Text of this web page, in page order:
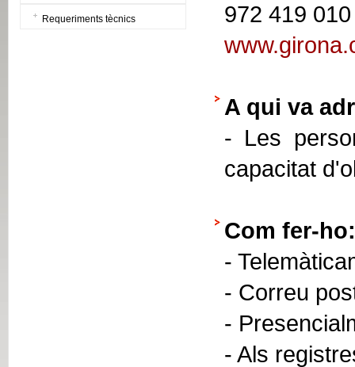
Requeriments tècnics
972 419 010
A qui va
- Les
capacitat
Com fer-ho:
-
- Correu
-
- Als